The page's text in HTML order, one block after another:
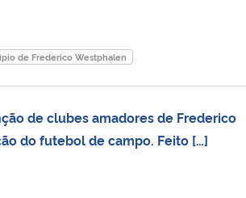
de Frederico Westphalen
de clubes amadores de Frederico
do futebol de campo. Feito […]